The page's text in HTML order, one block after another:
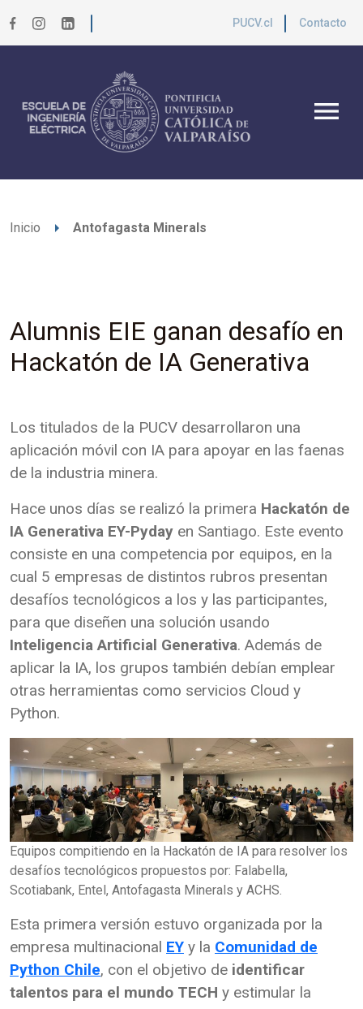
PUCV.cl Contacto
menu
Inicio arrow_right Antofagasta Minerals
Alumnis EIE ganan desafío en
Hackatón de IA Generativa
Los titulados de la PUCV desarrollaron una
aplicación móvil con IA para apoyar en las faenas
de la industria minera.
Hace unos días se realizó la primera Hackatón de
IA Generativa EY-Pyday en Santiago. Este evento
consiste en una competencia por equipos, en la
cual 5 empresas de distintos rubros presentan
desafíos tecnológicos a los y las participantes,
para que diseñen una solución usando
Inteligencia Artificial Generativa. Además de
aplicar la IA, los grupos también debían emplear
otras herramientas como servicios Cloud y
Python.
Equipos compitiendo en la Hackatón de IA para resolver los
desafíos tecnológicos propuestos por: Falabella,
Scotiabank, Entel, Antofagasta Minerals y ACHS.
Esta primera versión estuvo organizada por la
empresa multinacional EY y la Comunidad de
Python Chile, con el objetivo de identificar
talentos para el mundo TECH y estimular la